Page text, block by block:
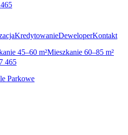
KredytowanieDeweloperKontakt
45–60 m²Mieszkanie 60–85 m²
465